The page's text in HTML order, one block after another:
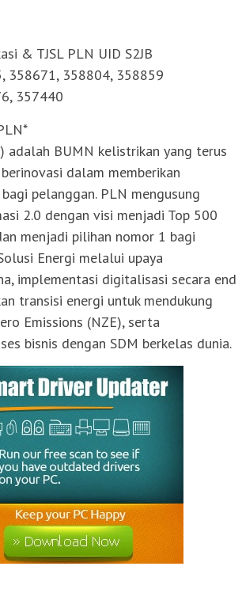
& TJSL PLN UID S2JB
358671, 358804, 358859
357440
adalah BUMN kelistrikan yang terus
dalam memberikan
pelanggan. PLN mengusung
2.0 dengan visi menjadi Top 500
menjadi pilihan nomor 1 bagi
Energi melalui upaya
implementasi digitalisasi secara end
transisi energi untuk mendukung
Emissions (NZE), serta
bisnis dengan SDM berkelas dunia.